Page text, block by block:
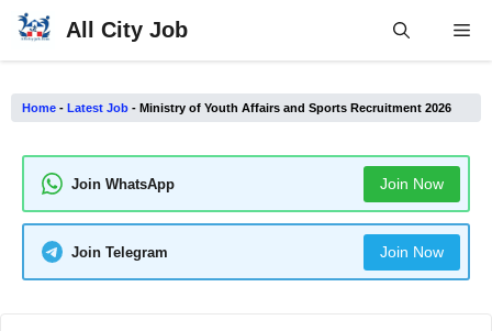
Skip
All City Job
Home - Latest Job - Ministry of Youth Affairs and Sports Recruitment 2026
Join WhatsApp Join Now
Join Telegram Join Now